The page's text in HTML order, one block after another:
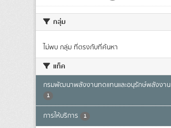
กลุ่ม
ไม่พบ กลุ่ม ที่ตรงกับที่ค้นหา
แท็ค
กรมพัฒนาพลังงานทดแทนและอนุรักษ์พลังงาน
1
การให้บริการ 1